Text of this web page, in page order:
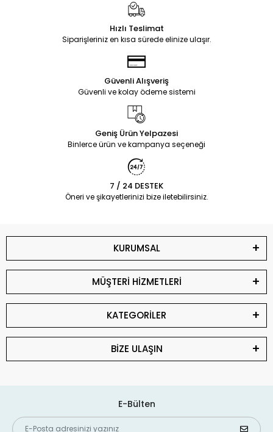
Hızlı Teslimat
Siparişleriniz en kısa sürede elinize ulaşır.
Güvenli Alışveriş
Güvenli ve kolay ödeme sistemi
Geniş Ürün Yelpazesi
Binlerce ürün ve kampanya seçeneği
7 / 24 DESTEK
Öneri ve şikayetlerinizi bize iletebilirsiniz.
KURUMSAL
MÜŞTERİ HİZMETLERİ
KATEGORİLER
BİZE ULAŞIN
E-Bülten